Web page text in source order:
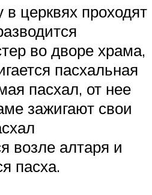
церквях проходят
во дворе храма,
пасхальная
пасхал, от нее
зажигают свои
возле алтаря и
пасха.